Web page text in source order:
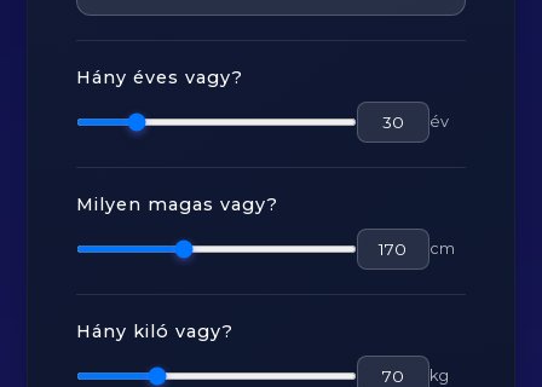
Hány éves vagy?
év
Milyen magas vagy?
cm
Hány kiló vagy?
kg